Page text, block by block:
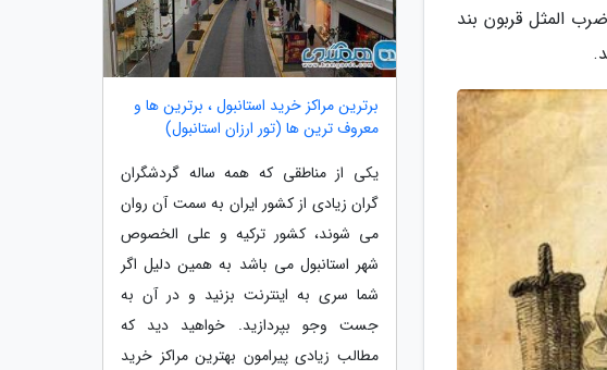
المثل قربون بند
برترین مراکز خرید استانبول ، برترین ها و
معروف ترین ها (تور ارزان استانبول)
یکی از مناطقی که همه ساله گردشگران
گران زیادی از کشور ایران به سمت آن روان
می شوند، کشور ترکیه و علی الخصوص
شهر استانبول می باشد به همین دلیل اگر
شما سری به اینترنت بزنید و در آن به
جست وجو بپردازید. خواهید دید که
مطالب زیادی پیرامون بهترین مراکز خرید